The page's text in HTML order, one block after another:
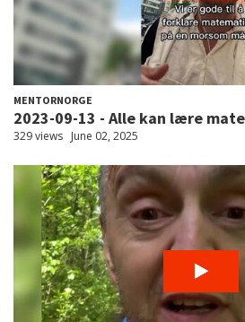
MENTORNORGE
2023-09-13 - Alle kan lære
329 views June 02, 2025